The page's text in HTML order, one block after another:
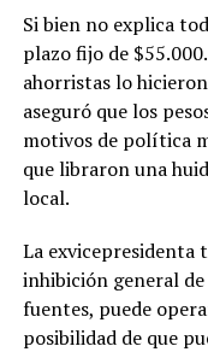
Si bien no explica
plazo fijo de
ahorristas lo
aseguró que los
motivos de política
que libraron una
local.
La exvicepresidenta
inhibición general de
fuentes, puede
posibilidad de que